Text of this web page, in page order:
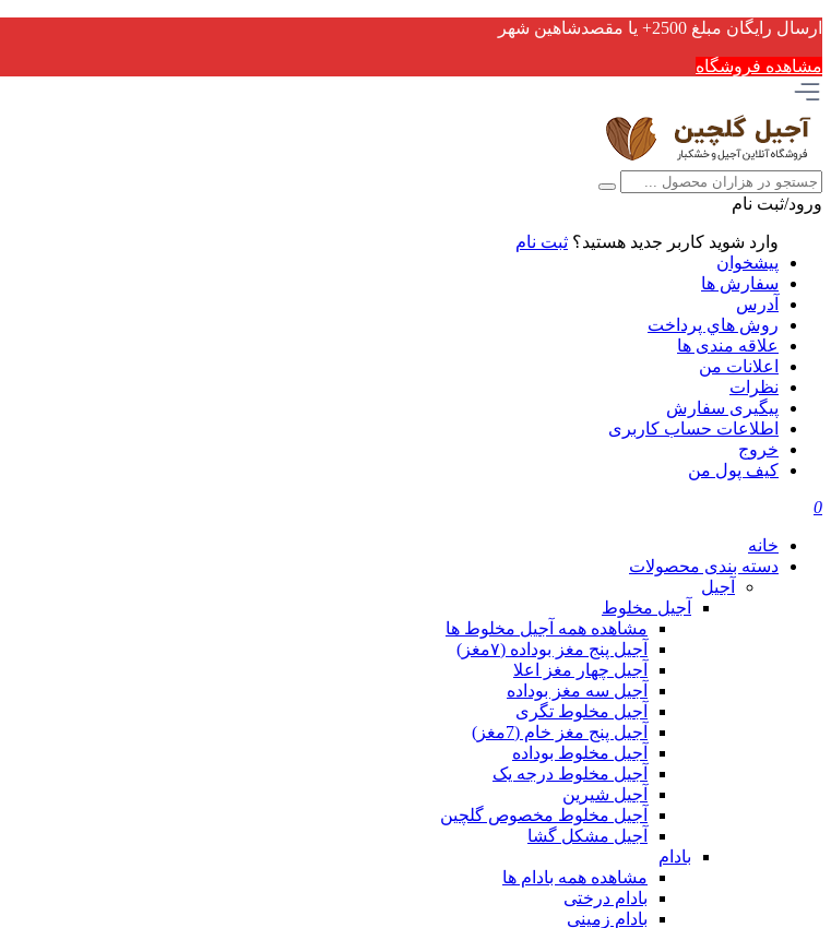
ارسال رایگان مبلغ 2500+ یا مقصدشاهین شهر
مشاهده فروشگاه
ورود/ثبت نام
وارد شوید کاربر جدید هستید؟ ثبت نام
پیشخوان
سفارش ها
آدرس
روش هاي پرداخت
علاقه مندی ها
اعلانات من
نظرات
پیگیری سفارش
اطلاعات حساب كاربری
خروج
کیف پول من
0
خانه
دسته بندی محصولات
آجیل
آجیل مخلوط
مشاهده همه آجیل مخلوط ها
آجیل پنج مغز بوداده (۷مغز)
آجیل چهار مغز اعلا
آجیل سه مغز بوداده
آجیل مخلوط تگری
آجیل پنج مغز خام (7مغز)
آجیل مخلوط بوداده
آجیل مخلوط درجه یک
آجیل شیرین
آجیل مخلوط مخصوص گلچین
آجیل مشکل گشا
بادام
مشاهده همه بادام ها
بادام درختی
بادام زمینی